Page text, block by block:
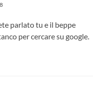
parlato tu e il beppe
per cercare su google.